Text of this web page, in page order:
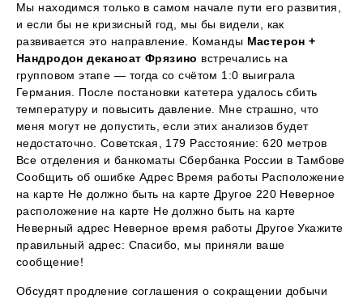
Мы находимся только в самом начале пути его развития,
и если бы не кризисный год, мы бы видели, как
развивается это направление. Команды Мастерон +
Нандродон деканоат Фрязино встречались на
групповом этапе — тогда со счётом 1:0 выиграла
Германия. После постановки катетера удалось сбить
температуру и повысить давление. Мне страшно, что
меня могут не допустить, если этих анализов будет
недостаточно. Советская, 179 Расстояние: 620 метров
Все отделения и банкоматы Сбербанка России в Тамбове
Сообщить об ошибке Адрес Время работы Расположение
на карте Не должно быть на карте Другое 220 Неверное
расположение на карте Не должно быть на карте
Неверный адрес Неверное время работы Другое Укажите
правильный адрес: Спасибо, мы приняли ваше
сообщение!
Обсудят продление соглашения о сокращении добычи